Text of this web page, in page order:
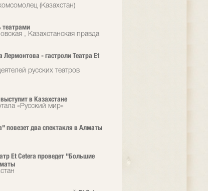
(Казахстан)
театрами
, Казахстанская правда
Лермонтова - гастроли Театра Et
русских театров
в Казахстане
«Русский мир»
повезет два спектакля в Алматы
Et Cetera проведет "Большие